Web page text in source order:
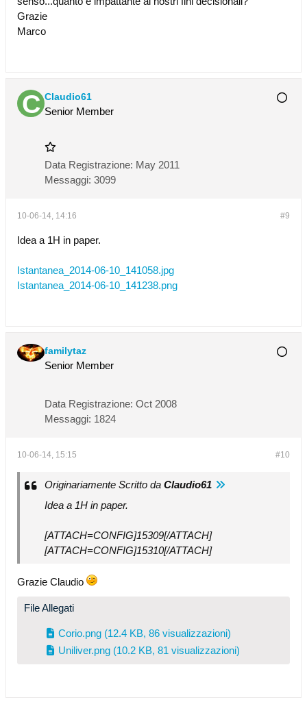
Grazie
Marco
Claudio61
Senior Member
Data Registrazione: May 2011
Messaggi: 3099
#9
10-06-14, 14:16
Idea a 1H in paper.
Istantanea_2014-06-10_141058.jpg
Istantanea_2014-06-10_141238.png
familytaz
Senior Member
Data Registrazione: Oct 2008
Messaggi: 1824
#10
10-06-14, 15:15
Originariamente Scritto da Claudio61
Idea a 1H in paper.
[ATTACH=CONFIG]15309[/ATTACH]
[ATTACH=CONFIG]15310[/ATTACH]
Grazie Claudio
File Allegati
Corio.png (12.4 KB, 86 visualizzazioni)
Uniliver.png (10.2 KB, 81 visualizzazioni)